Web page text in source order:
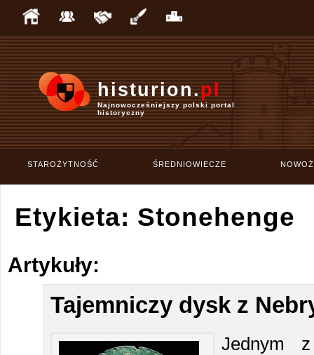
histurion.pl
Najnowocześniejszy polski portal
historyczny
STAROŻYTNOŚĆ ŚREDNIOWIECZE
Etykieta: Stonehenge
Artykuły:
Tajemniczy dysk z
Jednym